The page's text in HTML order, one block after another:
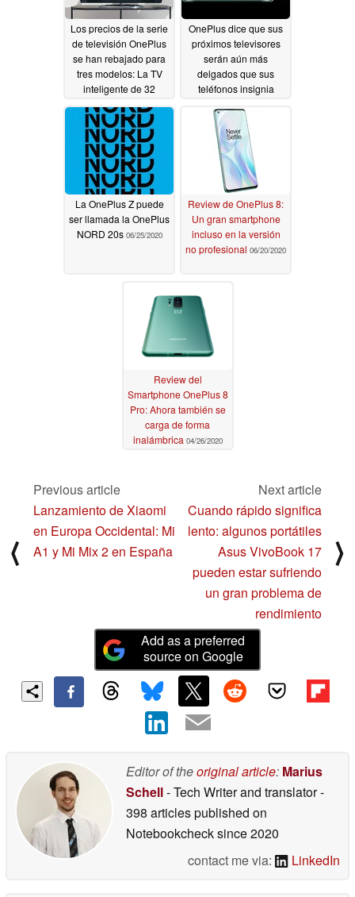
Los precios de la serie
de televisión OnePlus
se han rebajado para
tres modelos: La TV
inteligente de 32
pulgadas podría ser
₹19,999 (US$264) o
incluso ₹14,999
(US$198)06/28/2020
OnePlus dice que sus
próximos televisores
serán aún más
delgados que sus
teléfonos insignia
La OnePlus Z puede
ser llamada la OnePlus
NORD 20s 06/25/2020
Review de OnePlus 8:
Un gran smartphone
incluso en la versión
no profesional 06/20/2020
Review del
Smartphone OnePlus 8
Pro: Ahora también se
carga de forma
inalámbrica 04/26/2020
⟨
Previous article
Lanzamiento de Xiaomi
en Europa Occidental: Mi
A1 y Mi Mix 2 en España
Next article
Cuando rápido significa
lento: algunos portátiles
Asus VivoBook 17
pueden estar sufriendo
un gran problema de
rendimiento
⟩
Add as a preferred
source on Google
Editor of theoriginal article: Marius
Schell- Tech Writer and translator-
398 articles published on
Notebookchecksince 2020
contact me via:
LinkedIn